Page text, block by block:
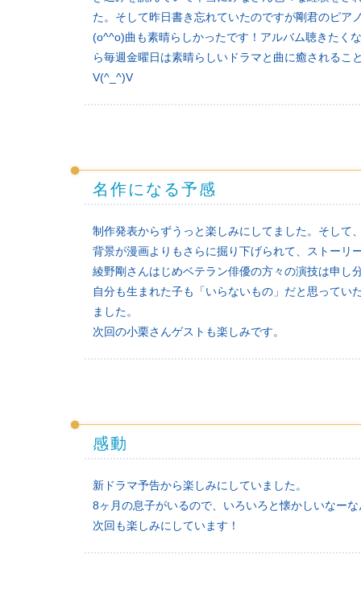
た。そして昨日書き忘れていたのですが剛君のピア
(o^^o)曲も素晴らしかったです！アルバム聴きたく
ら毎週金曜日は素晴らしいドラマと曲に癒される
V(^_^)V
名作になる予感
制作発表からずうっと楽しみにしてました。そして
背景が漫画よりもさらに掘り下げられて、ストーリ
綾野剛さんはじめベテラン俳優の方々の演技は申し
自分も生まれた子も「いらないもの」だと思って
ました。
次回の小栗さんゲストも楽しみです。
感動
新ドラマ予告から楽しみにしていました。
8ヶ月の息子がいるので、いろいろと懐かしいなー
次回も楽しみにしています！